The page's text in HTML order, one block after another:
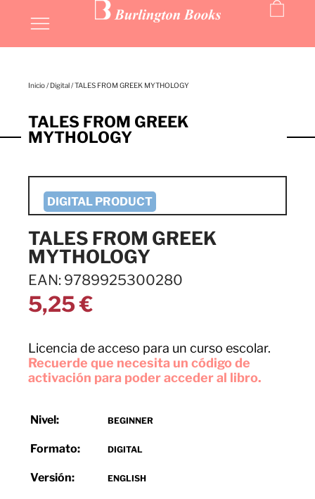
Inicio/ Digital/ TALES FROM GREEK MYTHOLOGY
TALES FROM GREEK
MYTHOLOGY
TALES FROM GREEK
MYTHOLOGY
EAN: 9789925300280
5,25€
Licencia de acceso para un curso escolar.
Recuerde que necesita un código de
activación para poder acceder al libro.
Nivel: BEGINNER
Formato: DIGITAL
Versión: ENGLISH